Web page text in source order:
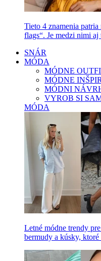
Tieto 4 znamenia patria
flags“. Je medzi nimi aj
SNÁR
MÓDA
MÓDNE
MÓDNE
MÓDNI
VYROB SI
MÓDA
Letné módne trendy
bermudy a kúsky,